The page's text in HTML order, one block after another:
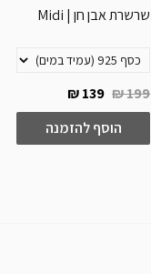
שרשרת אבן חן | Midi
139 ₪
199 ₪
הוסף להזמנה